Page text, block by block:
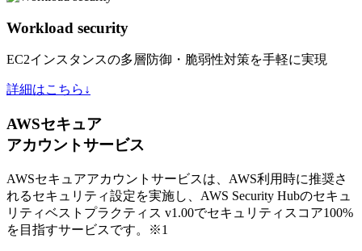
Workload security
EC2インスタンスの多層防御・脆弱性対策を手軽に実現
詳細はこちら↓
AWSセキュア
アカウントサービス
AWSセキュアアカウントサービスは、AWS利用時に推奨さ
れるセキュリティ設定を実施し、AWS Security Hubのセキュ
リティベストプラクティス v1.00でセキュリティスコア100%
を目指すサービスです。
※1